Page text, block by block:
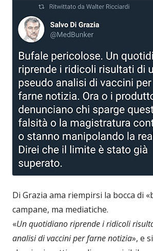
Di Grazia ama riempirsi la bocca di
campane, ma mediatiche.
«Un quotidiano riprende i ridicoli
analisi di vaccini per farne notizia», e